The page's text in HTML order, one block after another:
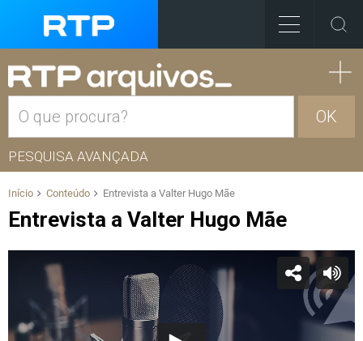
OK
PESQUISA AVANÇADA
Início Conteúdo Entrevista a Valter Hugo Mãe
Entrevista a Valter Hugo Mãe